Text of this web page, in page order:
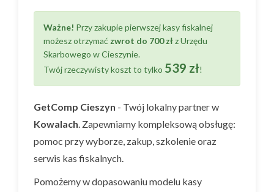
Ważne! Przy zakupie pierwszej kasy fiskalnej
możesz otrzymać zwrot do 700 złz Urzędu
Skarbowego w Cieszynie.
Twój rzeczywisty koszt to tylko 539 zł!
GetComp Cieszyn - Twój lokalny partner w
Kowalach. Zapewniamy kompleksową obsługę:
pomoc przy wyborze, zakup, szkolenie oraz
serwis kas fiskalnych.
Pomożemy w dopasowaniu modelu kasy